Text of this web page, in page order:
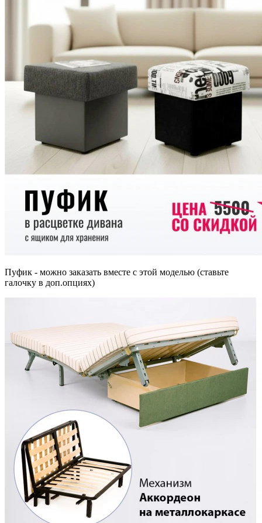
Пуфик - можно заказать вместе с этой моделью (ставьте
галочку в доп.опциях)